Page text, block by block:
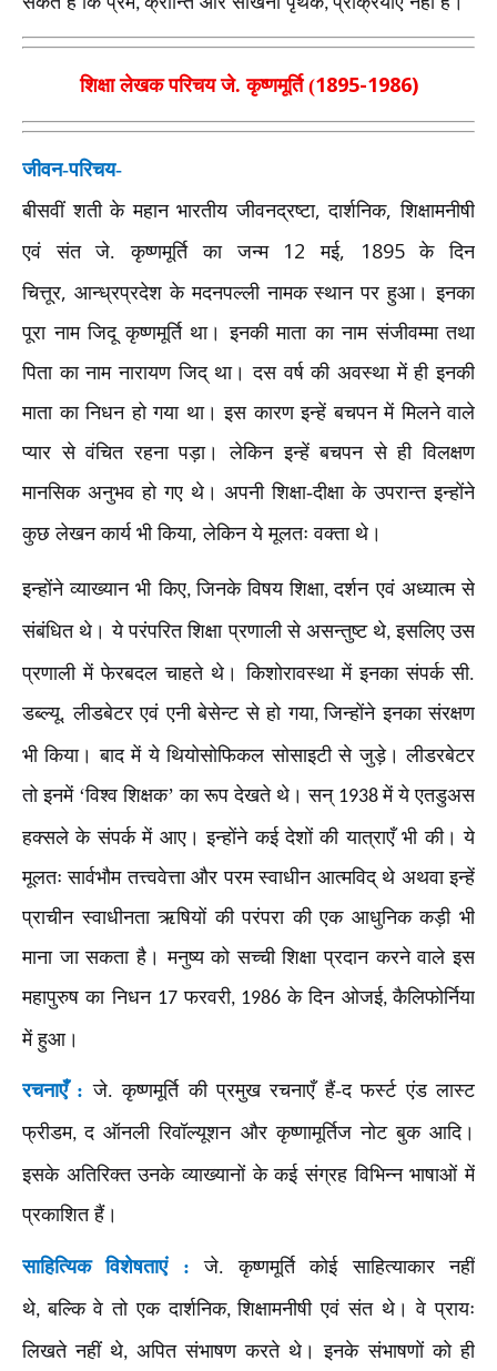
शिक्षा लेखक परिचय जे. कृष्णमूर्ति (1895-1986)
जीवन-परिचय-
बीसवीं शती के महान भारतीय जीवनद्रष्टा,दार्शनिक,शिक्षामनीषी
एवं संत जे. कृष्णमूर्ति का जन्म 12मई, 1895के दिन
चित्तूर, आन्ध्रप्रदेश के मदनपल्ली नामक स्थान पर हुआ। इनका
पूरा नाम जिदू कृष्णमूर्ति था। इनकी माता का नाम संजीवम्मा तथा
पिता का नाम नारायण जिद् था। दस वर्ष की अवस्था में ही इनकी
माता का निधन हो गया था। इस कारण इन्हें बचपन में मिलने वाले
प्यार से वंचित रहना पड़ा। लेकिन इन्हें बचपन से ही विलक्षण
मानसिक अनुभव हो गए थे। अपनी शिक्षा-दीक्षा के उपरान्त इन्होंने
कुछ लेखन कार्य भी किया,लेकिन ये मूलतः वक्ता थे।
इन्होंने व्याख्यान भी किए,जिनके विषय शिक्षा,दर्शन एवं अध्यात्म से
संबंधित थे। ये परंपरित शिक्षा प्रणाली से असन्तुष्ट थे,इसलिए उस
प्रणाली में फेरबदल चाहते थे। किशोरावस्था में इनका संपर्क सी.
डब्ल्यू. लीडबेटर एवं एनी बेसेन्ट से हो गया,जिन्होंने इनका संरक्षण
भी किया। बाद में ये थियोसोफिकल सोसाइटी से जुड़े। लीडरबेटर
तो इनमें ‘विश्व शिक्षक’ का रूप देखते थे। सन् 1938में ये एतडुअस
हक्सले के संपर्क में आए। इन्होंने कई देशों की यात्राएँ भी की। ये
मूलतः सार्वभौम तत्त्ववेत्ता और परम स्वाधीन आत्मविद् थे अथवा इन्हें
प्राचीन स्वाधीनता ऋषियों की परंपरा की एक आधुनिक कड़ी भी
माना जा सकता है। मनुष्य को सच्ची शिक्षा प्रदान करने वाले इस
महापुरुष का निधन 17फरवरी, 1986के दिन ओजई,कैलिफोर्निया
में हुआ।
रचनाएँ : जे. कृष्णमूर्ति की प्रमुख रचनाएँ हैं-द फर्स्ट एंड लास्ट
फ्रीडम,द ऑनली रिवॉल्यूशन और कृष्णामूर्तिज नोट बुक आदि।
इसके अतिरिक्त उनके व्याख्यानों के कई संग्रह विभिन्न भाषाओं में
प्रकाशित हैं।
साहित्यिक विशेषताएं :
जे. कृष्णमूर्ति कोई साहित्याकार नहीं
थे,बल्कि वे तो एक दार्शनिक,शिक्षामनीषी एवं संत थे। वे प्रायः
लिखते नहीं थे, अपित संभाषण करते थे। इनके संभाषणों को ही